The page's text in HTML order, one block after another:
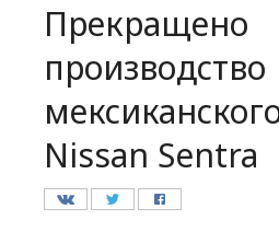
Авто
Редакция
Прекращено
производство
Nissan Sentra